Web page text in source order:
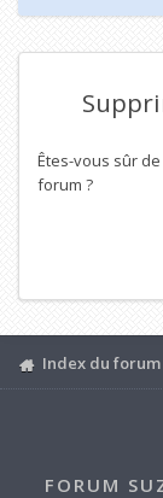
Êtes-vous sûr
forum ?
Index du forum
FORUM